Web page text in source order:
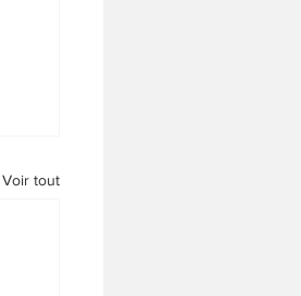
Voir tout